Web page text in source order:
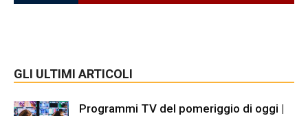
GLI ULTIMI ARTICOLI
Programmi TV del pomeriggio di oggi |